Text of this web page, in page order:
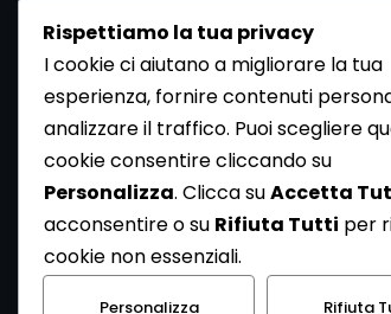
Per contattare la Redazione
seguenti recapiti:
Redazione ArcheoMedia c/o
Via Gioberti 80/D - 10128 Torino
Tel 011.5806363 - Fax 011.5808561
http://www.mediares.to.it
http://www.didatticatorino.it
Rispettiamo la tua privacy
I cookie ci aiutano a migliorare la tua
esperienza, fornire contenuti
analizzare il traffico. Puoi scegliere
cookie consentire cliccando su
Personalizza. Clicca suAccetta
acconsentire o su Rifiuta Tutti per
cookie non essenziali.
Personalizza Rifiuta